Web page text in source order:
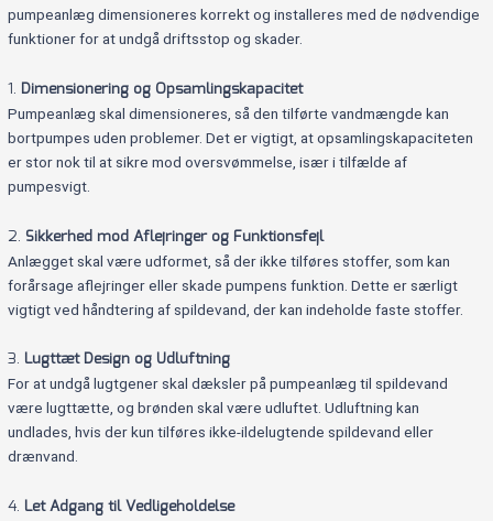
pumpeanlæg dimensioneres korrekt og installeres med de nødvendige
funktioner for at undgå driftsstop og skader.
1. Dimensionering og Opsamlingskapacitet
Pumpeanlæg skal dimensioneres, så den tilførte vandmængde kan
bortpumpes uden problemer. Det er vigtigt, at opsamlingskapaciteten
er stor nok til at sikre mod oversvømmelse, især i tilfælde af
pumpesvigt.
2. Sikkerhed mod Aflejringer og Funktionsfejl
Anlægget skal være udformet, så der ikke tilføres stoffer, som kan
forårsage aflejringer eller skade pumpens funktion. Dette er særligt
vigtigt ved håndtering af spildevand, der kan indeholde faste stoffer.
3. Lugttæt Design og Udluftning
For at undgå lugtgener skal dæksler på pumpeanlæg til spildevand
være lugttætte, og brønden skal være udluftet. Udluftning kan
undlades, hvis der kun tilføres ikke-ildelugtende spildevand eller
drænvand.
4. Let Adgang til Vedligeholdelse